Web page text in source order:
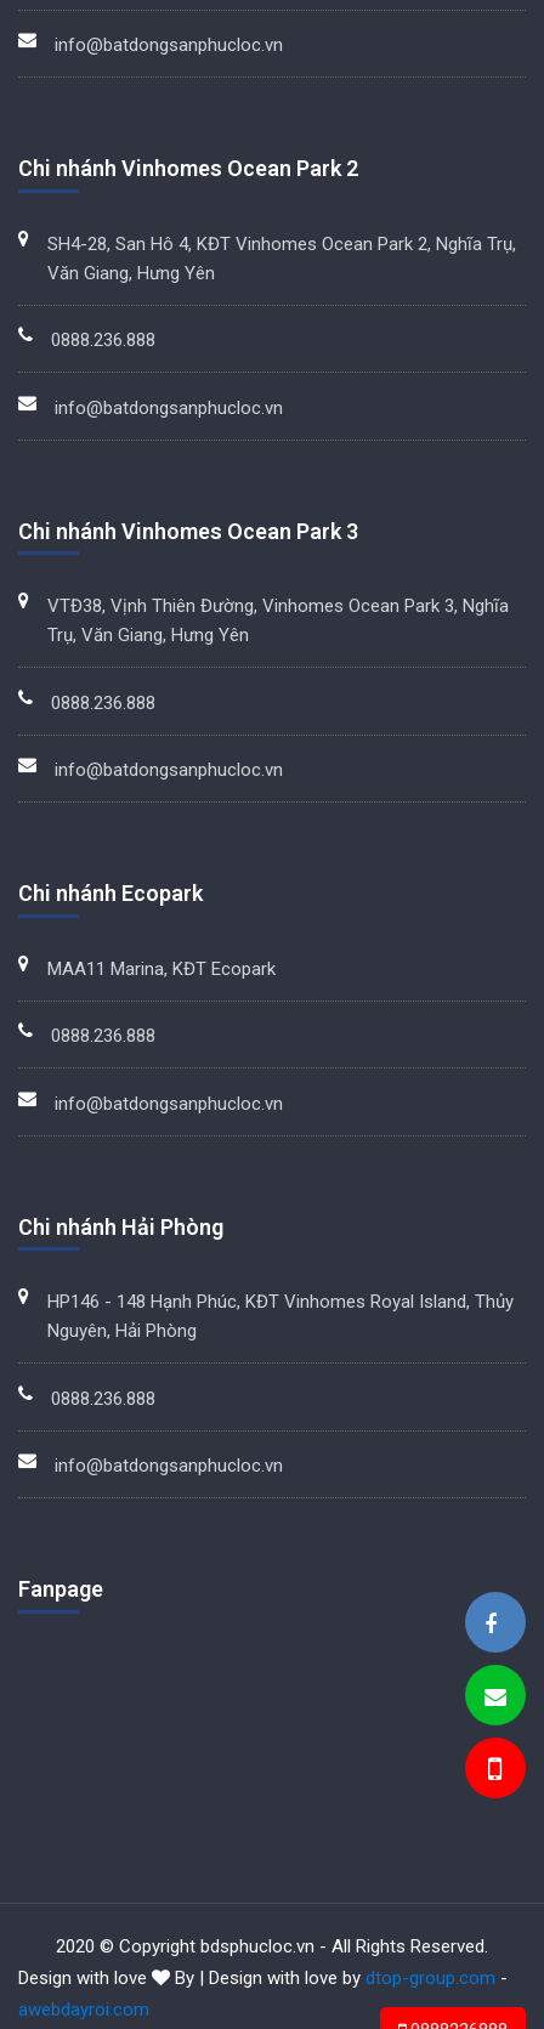
info@batdongsanphucloc.vn
Chi nhánh Vinhomes Ocean Park 2
SH4-28, San Hô 4, KĐT Vinhomes Ocean Park 2, Nghĩa Trụ,
Văn Giang, Hưng Yên
0888.236.888
info@batdongsanphucloc.vn
Chi nhánh Vinhomes Ocean Park 3
VTĐ38, Vịnh Thiên Đường, Vinhomes Ocean Park 3, Nghĩa
Trụ, Văn Giang, Hưng Yên
0888.236.888
info@batdongsanphucloc.vn
Chi nhánh Ecopark
MAA11 Marina, KĐT Ecopark
0888.236.888
info@batdongsanphucloc.vn
Chi nhánh Hải Phòng
HP146 - 148 Hạnh Phúc, KĐT Vinhomes Royal Island, Thủy
Nguyên, Hải Phòng
0888.236.888
info@batdongsanphucloc.vn
Fanpage
2020 © Copyright bdsphucloc.vn - All Rights Reserved.
Design with love
By | Design with love by dtop-group.com -
awebdayroi.com